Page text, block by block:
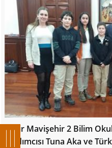
İzmir Mavişehir 2 Bilim
Yardımcısı Tuna Aka ve